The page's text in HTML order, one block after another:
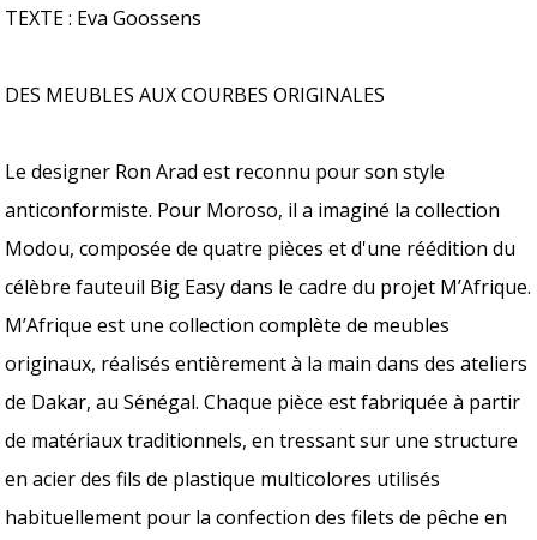
TEXTE : Eva Goossens
DES MEUBLES AUX COURBES ORIGINALES
Le designer Ron Arad est reconnu pour son style
anticonformiste. Pour Moroso, il a imaginé la collection
Modou, composée de quatre pièces et d'une réédition du
célèbre fauteuil Big Easy dans le cadre du projet M’Afrique.
M’Afrique est une collection complète de meubles
originaux, réalisés entièrement à la main dans des ateliers
de Dakar, au Sénégal. Chaque pièce est fabriquée à partir
de matériaux traditionnels, en tressant sur une structure
en acier des fils de plastique multicolores utilisés
habituellement pour la confection des filets de pêche en